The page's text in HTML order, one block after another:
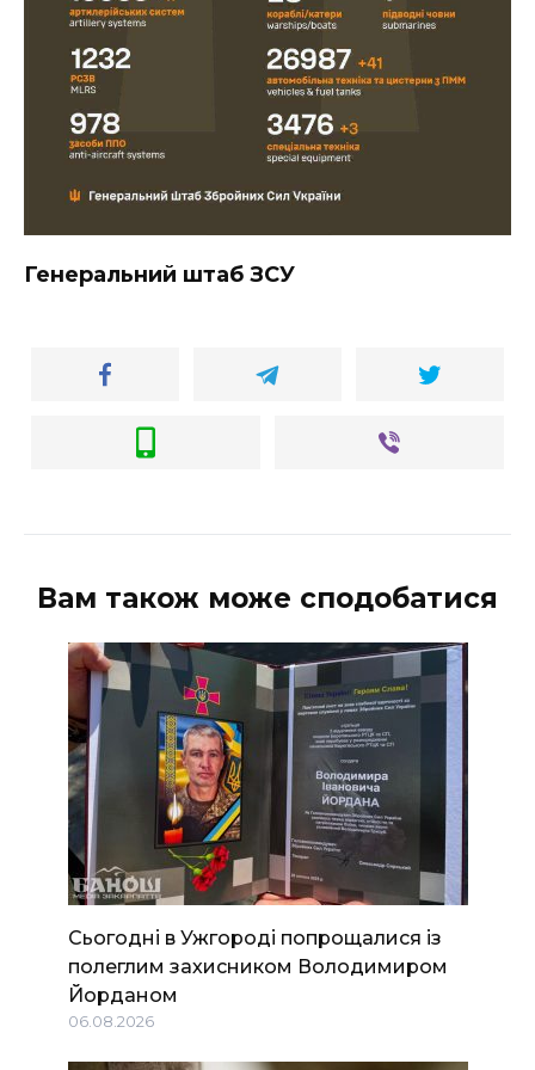
Генеральний штаб ЗСУ
Вам також може сподобатися
Сьогодні в Ужгороді попрощалися із
полеглим захисником Володимиром
Йорданом
06.08.2026